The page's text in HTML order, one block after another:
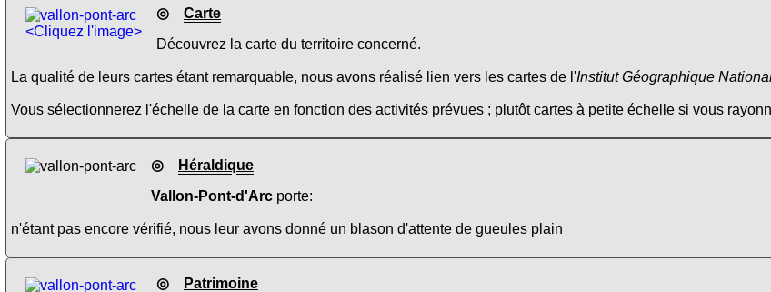
<Cliquez l'image>
◎ Carte
Découvrez la carte du territoire concerné.
La qualité de leurs cartes étant remarquable, nous avons réalisé lien vers les cartes de l'Institut Géographique
Vous sélectionnerez l'échelle de la carte en fonction des activités prévues ; plutôt cartes à petite échelle si vous
◎
Héraldique
Vallon-Pont-d'Arc porte:
n'étant pas encore vérifié, nous leur avons donné un blason d'attente de gueules plain
◎
Patrimoine